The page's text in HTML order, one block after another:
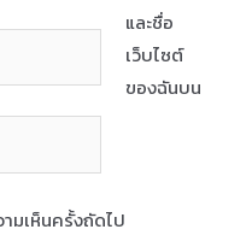
และชื่อ
เว็บไซต์
ของฉันบน
มเห็นครั้งถัดไป